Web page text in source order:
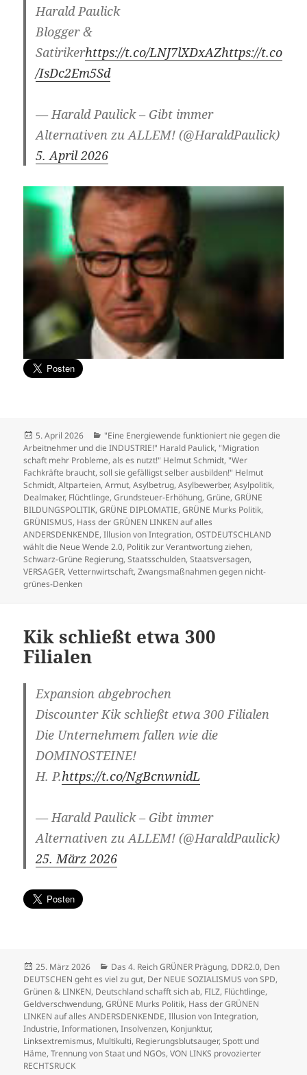
Harald Paulick
Blogger &
Satirikerhttps://t.co/LNJ7lXDxAZhttps://t.co
/IsDc2Em5Sd
— Harald Paulick – Gibt immer
Alternativen zu ALLEM! (@HaraldPaulick)
5. April 2026
Veröffentlicht
am
5. April 2026 Kategorien
"Eine Energiewende funktioniert nie gegen die
Arbeitnehmer und die INDUSTRIE!" Harald Paulick, "Migration
schaft mehr Probleme, als es nutzt!" Helmut Schmidt, "Wer
Fachkräfte braucht, soll sie gefälligst selber ausbilden!" Helmut
Schmidt,Altparteien,Armut,Asylbetrug,Asylbewerber,Asylpolitik,
Dealmaker, Flüchtlinge,Grundsteuer-Erhöhung,Grüne,GRÜNE
BILDUNGSPOLITIK,GRÜNE DIPLOMATIE,GRÜNE Murks Politik,
GRÜNISMUS, Hass der GRÜNEN LINKEN auf alles
ANDERSDENKENDE,Illusion von Integration,OSTDEUTSCHLAND
wählt die Neue Wende 2.0, Politik zur Verantwortung ziehen,
Schwarz-Grüne Regierung,Staatsschulden,Staatsversagen,
VERSAGER,Vetternwirtschaft,Zwangsmaßnahmen gegen nicht-
grünes-Denken
Kik schließt etwa 300
Filialen
Expansion abgebrochen
Discounter Kik schließt etwa 300 Filialen
Die Unternehmem fallen wie die
DOMINOSTEINE!
H. P.https://t.co/NgBcnwnidL
— Harald Paulick – Gibt immer
Alternativen zu ALLEM! (@HaraldPaulick)
25. März 2026
Veröffentlicht
am
25. März 2026 Kategorien
Das 4. Reich GRÜNER Prägung, DDR2.0, Den
DEUTSCHEN geht es viel zu gut, Der NEUE SOZIALISMUS von SPD,
Grünen & LINKEN, Deutschland schafft sich ab, FILZ, Flüchtlinge,
Geldverschwendung,GRÜNE Murks Politik, Hass der GRÜNEN
LINKEN auf alles ANDERSDENKENDE,Illusion von Integration,
Industrie,Informationen,Insolvenzen, Konjunktur,
Linksextremismus, Multikulti, Regierungsblutsauger,Spott und
Häme,Trennung von Staat und NGOs,VON LINKS provozierter
RECHTSRUCK